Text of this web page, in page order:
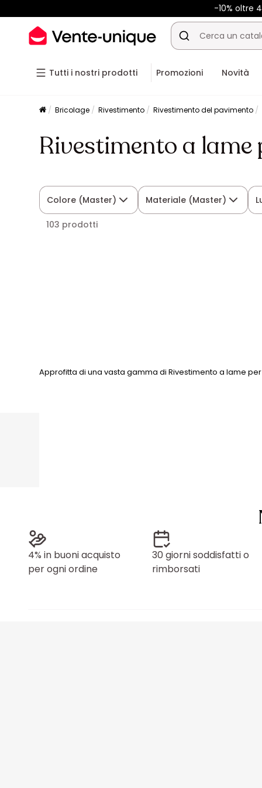
-10% oltre
Tutti i nostri prodotti Promozioni Novità
Bricolage Rivestimento Rivestimento del pavimento
Rivestimento a lame
Colore (Master) Materiale (Master)
103 prodotti
Approfitta di una vasta gamma di Rivestimento a lame
4% in buoni acquisto
per ogni ordine
30 giorni soddisfatti o
rimborsati